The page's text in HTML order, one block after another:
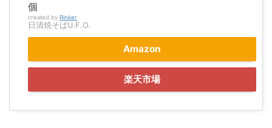
個
created by Rinker
日清焼そばU.F.O.
Amazon
楽天市場